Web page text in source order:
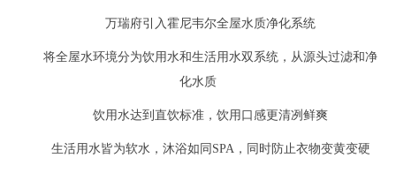
万瑞府引入霍尼韦尔全屋水质净化系统
将全屋水环境分为饮用水和生活用水双系统，从源头过滤和净
化水质
饮用水达到直饮标准，饮用口感更清冽鲜爽
生活用水皆为软水，沐浴如同SPA，同时防止衣物变黄变硬